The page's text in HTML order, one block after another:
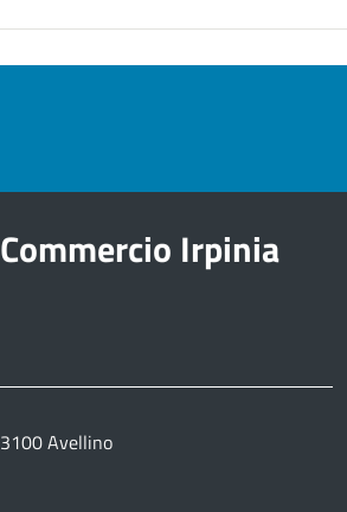
Irpinia
Avellino